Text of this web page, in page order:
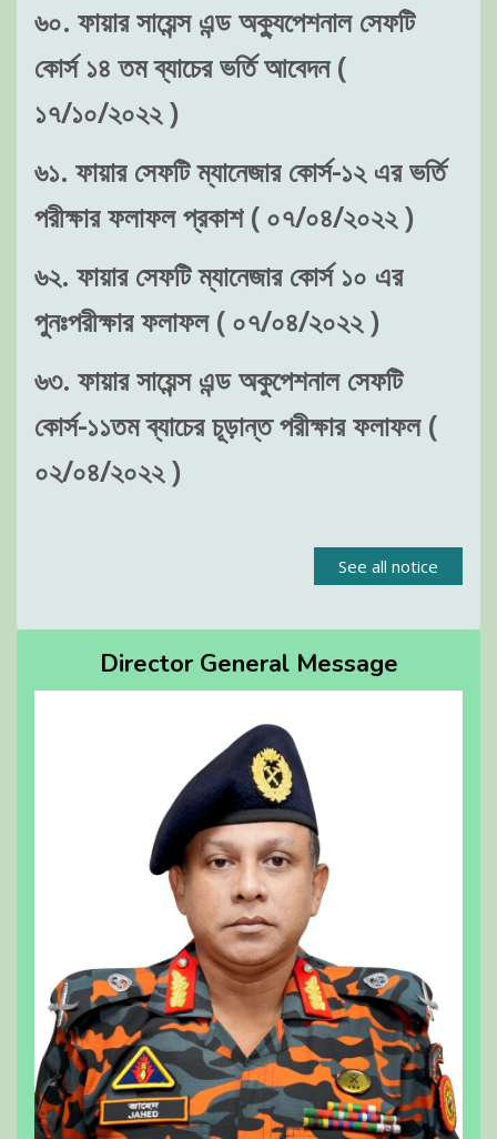
৬০. ফায়ার সায়েন্স এন্ড অক্যুপেশনাল সেফটি
কোর্স ১৪ তম ব্যাচের ভর্তি আবেদন (
১৭/১০/২০২২ )
৬১. ফায়ার সেফটি ম্যানেজার কোর্স-১২ এর ভর্তি
পরীক্ষার ফলাফল প্রকাশ ( ০৭/০৪/২০২২ )
৬২. ফায়ার সেফটি ম্যানেজার কোর্স ১০ এর
পুনঃপরীক্ষার ফলাফল ( ০৭/০৪/২০২২ )
৬৩. ফায়ার সায়েন্স এন্ড অকুপেশনাল সেফটি
কোর্স-১১তম ব্যাচের চূড়ান্ত পরীক্ষার ফলাফল (
০২/০৪/২০২২ )
See all notice
Director General Message